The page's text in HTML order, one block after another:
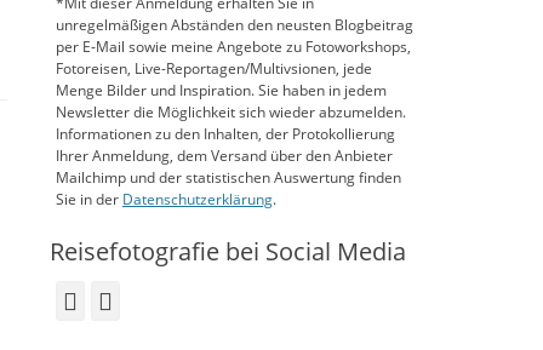
unregelmäßigen Abständen den neusten Blogbeitrag
per E-Mail sowie meine Angebote zu Fotoworkshops,
Fotoreisen, Live-Reportagen/Multivsionen, jede
Menge Bilder und Inspiration. Sie haben in jedem
Newsletter die Möglichkeit sich wieder abzumelden.
Informationen zu den Inhalten, der Protokollierung
Ihrer Anmeldung, dem Versand über den Anbieter
Mailchimp und der statistischen Auswertung finden
Sie in der Datenschutzerklärung.
Reisefotografie bei Social Media
Facebook